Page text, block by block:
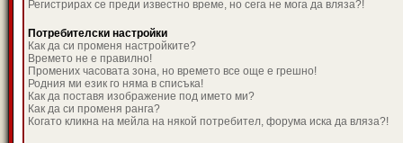
Регистрирах се преди известно време, но сега не мога да вляза?!
Потребителски настройки
Как да си променя настройките?
Времето не е правилно!
Промених часовата зона, но времето все още е грешно!
Родния ми език го няма в списъка!
Как да поставя изображение под името ми?
Как да си променя ранга?
Когато кликна на мейла на някой потребител, форума иска да вляза?!